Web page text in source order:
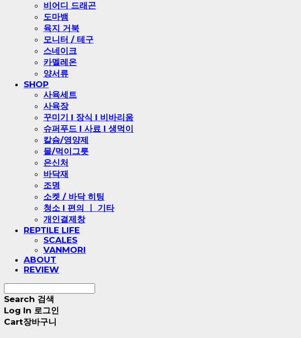
비어디 드래곤
도마뱀
육지 거북
모니터 / 테구
스네이크
카멜레온
양서류
SHOP
사육세트
사육장
꾸미기 l 장식 l 비바리움
슈퍼푸드 l 사료 l 생먹이
칼슘/영양제
물/먹이그릇
은신처
바닥재
조명
소켓 / 바닥 히팅
청소 l 편의 ㅣ 기타
개인결제창
REPTILE LIFE
SCALES
VANMORI
ABOUT
REVIEW
Search 검색
Log In 로그인
Cart장바구니